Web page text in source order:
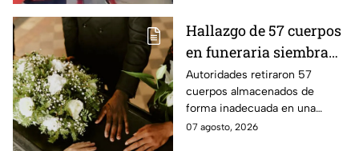
Hallazgo de 57 cuerpos
en funeraria siembra
dudas entre familias
que recibieron cenizas
de sus seres queridos
Autoridades retiraron 57
cuerpos almacenados de
forma inadecuada en una
funeraria de Chicago. Familias
07 agosto, 2026